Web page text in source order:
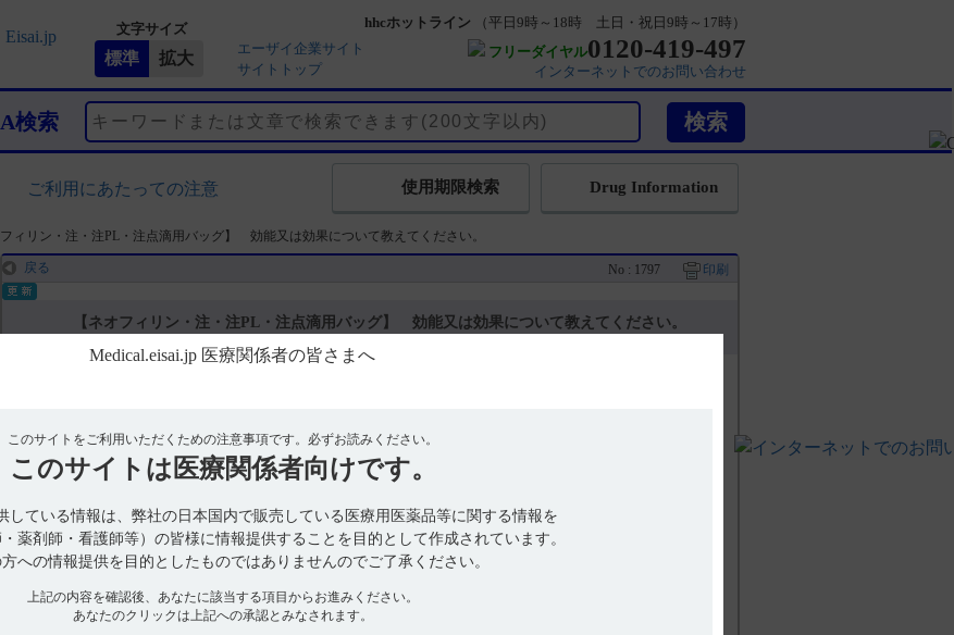
文字サイズ
エーザイ企業サイト
サイトトップ
hhcホットライン
（平日9時～18時 土日・祝日9時～17時）
フリーダイヤル0120-419-497
インターネットでのお問い合わせ
検索
ご利用にあたっての注意 Drug Information
使用期限検索
フィリン・注・注PL・注点滴用バッグ】 効能又は効果について教えてください。
このサイトをご利用いただくための注意事項です。 必ずお読みください。
このサイトは 医療関係者向けです。
している情報は、弊社の日本国内で販売している医療用医薬品等に関する情報を
薬剤師・看護師等）の皆様に情報提供することを目的として作成されています。
への情報提供を目的としたものではありませんのでご了承ください。
上記の内容を確認後、あなたに該当する項目からお進みください。
あなたのクリックは上記への承認とみなされます。
戻る No : 1797 印刷
【ネオフィリン・注・注PL・注点滴用バッグ】 効能又は効果について教えてください。
電子添文には、効能又は効果に関する以下の記載があります。
［ネオフィリン注250mg・注PL250mg・注点滴用バッグ250mg共通］
吸、閉塞性肺疾患（肺気腫、慢性気管支炎など）における呼吸困難、狭心症（発作予防）、脳卒中発作急性期
（引用1、2）
【引用】
1）ネオフィリン注250mg・注PL250mg電子添文 2020年7月改訂（第1版） 4．効能又は効果